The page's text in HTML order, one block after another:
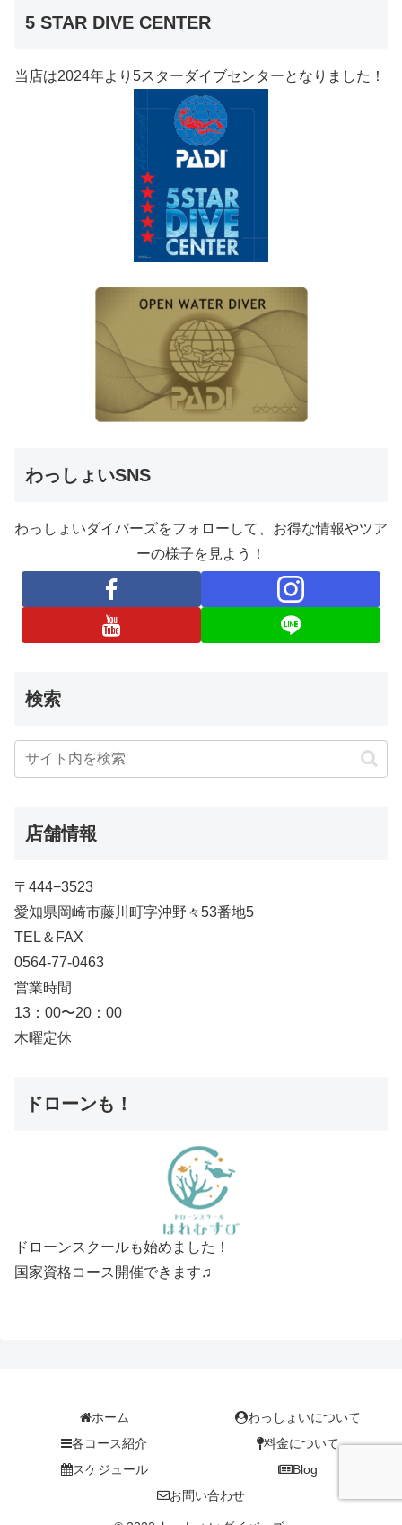
5 STAR DIVE CENTER
当店は2024年より5スターダイブセンターとなりました！
わっしょいSNS
わっしょいダイバーズをフォローして、お得な情報やツア
ーの様子を見よう！
検索
店舗情報
〒444−3523
愛知県岡崎市藤川町字沖野々53番地5
TEL＆FAX
0564-77-0463
営業時間
13：00〜20：00
木曜定休
ドローンも！
ドローンスクールも始めました！
国家資格コース開催できます♫
ホーム
わっしょいについて
各コース紹介
料金について
スケジュール
Blog
お問い合わせ